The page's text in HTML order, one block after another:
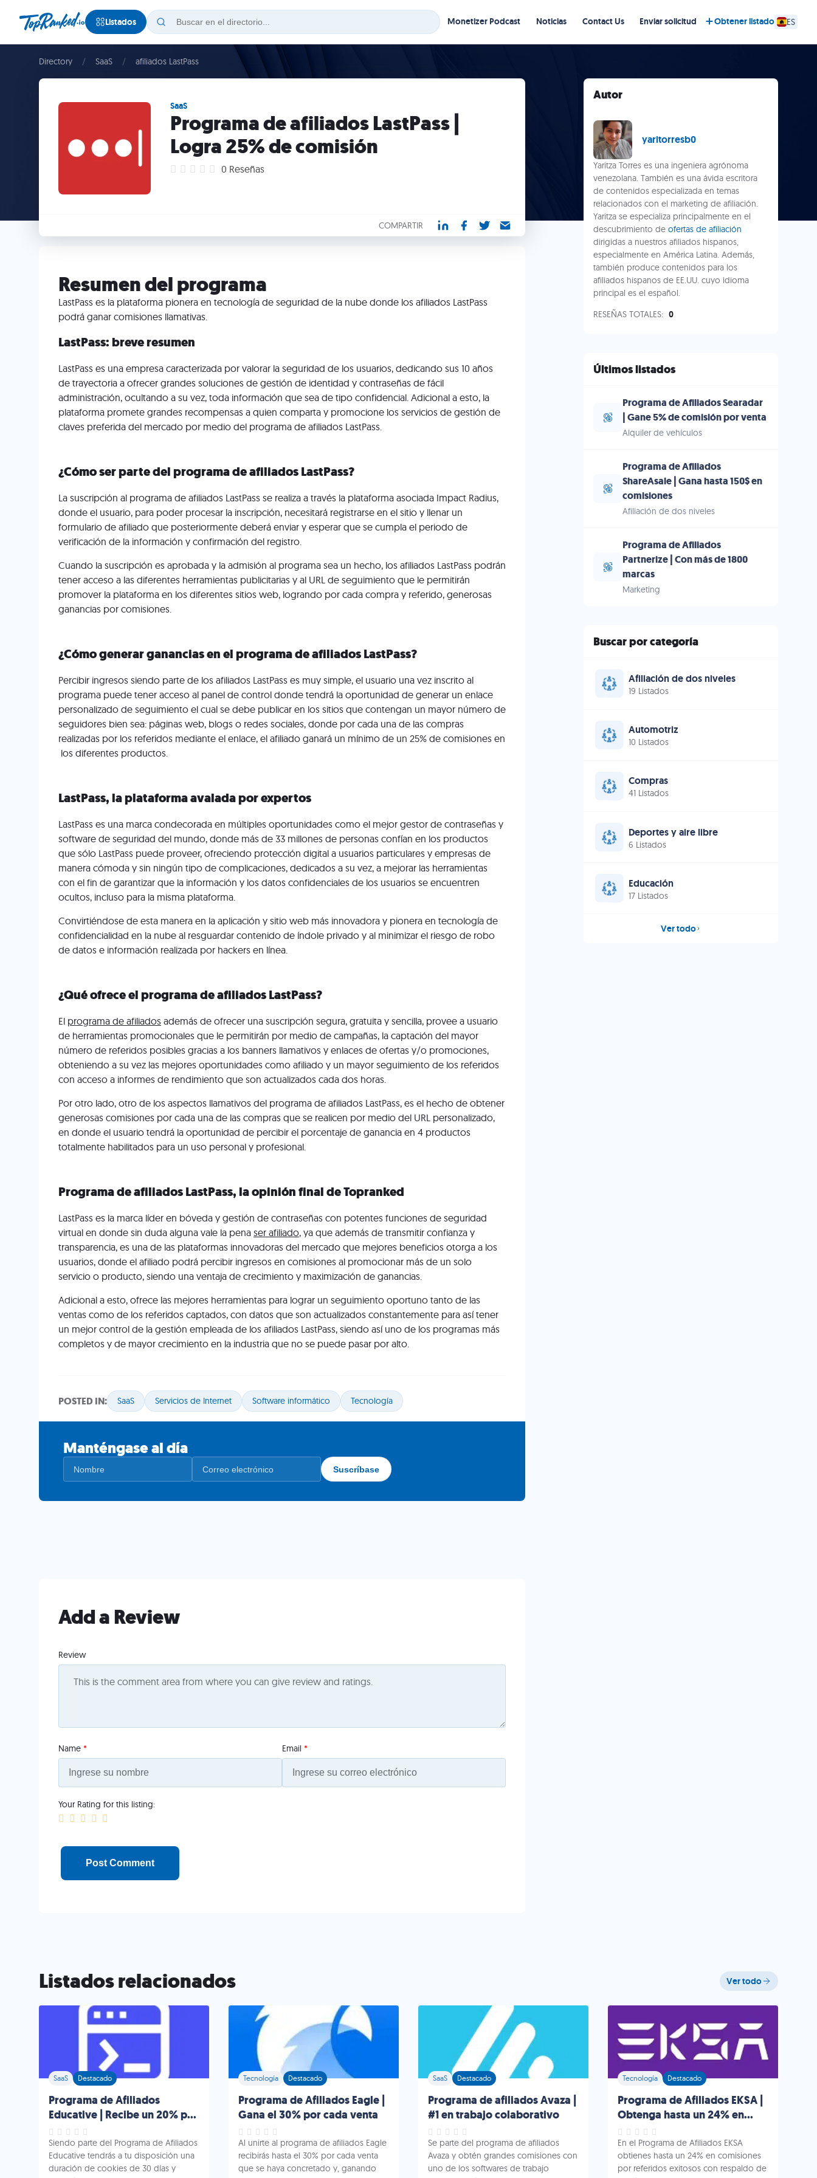
Listados Monetizer Podcast Noticias Contact Us Enviar solicitud Obtener listado ES
Directory SaaS afiliados LastPass
SaaS
Programa de afiliados LastPass |
Logra 25% de comisión
0 Reseñas
COMPARTIR
Resumen del programa
LastPass es la plataforma pionera en tecnología de seguridad de la nube donde los afiliados LastPass
podrá ganar comisiones llamativas.
LastPass: breve resumen
LastPass es una empresa caracterizada por valorar la seguridad de los usuarios, dedicando sus 10 años
de trayectoria a ofrecer grandes soluciones de gestión de identidad y contraseñas de fácil
administración, ocultando a su vez, toda información que sea de tipo confidencial. Adicional a esto, la
plataforma promete grandes recompensas a quien comparta y promocione los servicios de gestión de
claves preferida del mercado por medio del programa de afiliados LastPass.
¿Cómo ser parte del programa de afiliados LastPass?
La suscripción al programa de afiliados LastPass se realiza a través la plataforma asociada Impact Radius,
donde el usuario, para poder procesar la inscripción, necesitará registrarse en el sitio y llenar un
formulario de afiliado que posteriormente deberá enviar y esperar que se cumpla el periodo de
verificación de la información y confirmación del registro.
Cuando la suscripción es aprobada y la admisión al programa sea un hecho, los afiliados LastPass podrán
tener acceso a las diferentes herramientas publicitarias y al URL de seguimiento que le permitirán
promover la plataforma en los diferentes sitios web, logrando por cada compra y referido, generosas
ganancias por comisiones.
¿Cómo generar ganancias en el programa de afiliados LastPass?
Percibir ingresos siendo parte de los afiliados LastPass es muy simple, el usuario una vez inscrito al
programa puede tener acceso al panel de control donde tendrá la oportunidad de generar un enlace
personalizado de seguimiento el cual se debe publicar en los sitios que contengan un mayor número de
seguidores bien sea: páginas web, blogs o redes sociales, donde por cada una de las compras
realizadas por los referidos mediante el enlace, el afiliado ganará un mínimo de un 25% de comisiones en
los diferentes productos.
LastPass, la plataforma avalada por expertos
LastPass es una marca condecorada en múltiples oportunidades como el mejor gestor de contraseñas y
software de seguridad del mundo, donde más de 33 millones de personas confían en los productos
que sólo LastPass puede proveer, ofreciendo protección digital a usuarios particulares y empresas de
manera cómoda y sin ningún tipo de complicaciones, dedicados a su vez, a mejorar las herramientas
con el fin de garantizar que la información y los datos confidenciales de los usuarios se encuentren
ocultos, incluso para la misma plataforma.
Convirtiéndose de esta manera en la aplicación y sitio web más innovadora y pionera en tecnología de
confidencialidad en la nube al resguardar contenido de índole privado y al minimizar el riesgo de robo
de datos e información realizada por hackers en línea.
¿Qué ofrece el programa de afiliados LastPass?
El programa de afiliados además de ofrecer una suscripción segura, gratuita y sencilla, provee a usuario
de herramientas promocionales que le permitirán por medio de campañas, la captación del mayor
número de referidos posibles gracias a los banners llamativos y enlaces de ofertas y/o promociones,
obteniendo a su vez las mejores oportunidades como afiliado y un mayor seguimiento de los referidos
con acceso a informes de rendimiento que son actualizados cada dos horas.
Por otro lado, otro de los aspectos llamativos del programa de afiliados LastPass, es el hecho de obtener
generosas comisiones por cada una de las compras que se realicen por medio del URL personalizado,
en donde el usuario tendrá la oportunidad de percibir el porcentaje de ganancia en 4 productos
totalmente habilitados para un uso personal y profesional.
Programa de afiliados LastPass, la opinión final de Topranked
LastPass es la marca líder en bóveda y gestión de contraseñas con potentes funciones de seguridad
virtual en donde sin duda alguna vale la pena ser afiliado, ya que además de transmitir confianza y
transparencia, es una de las plataformas innovadoras del mercado que mejores beneficios otorga a los
usuarios, donde el afiliado podrá percibir ingresos en comisiones al promocionar más de un solo
servicio o producto, siendo una ventaja de crecimiento y maximización de ganancias.
Adicional a esto, ofrece las mejores herramientas para lograr un seguimiento oportuno tanto de las
ventas como de los referidos captados, con datos que son actualizados constantemente para así tener
un mejor control de la gestión empleada de los afiliados LastPass, siendo así uno de los programas más
completos y de mayor crecimiento en la industria que no se puede pasar por alto.
POSTED IN: SaaS Servicios de Internet Software informático Tecnología
Manténgase al día
Add a Review
Review
Name * Email *
Your Rating for this listing:
Autor
yaritorresb0
Yaritza Torres es una ingeniera agrónoma
venezolana. También es una ávida escritora
de contenidos especializada en temas
relacionados con el marketing de afiliación.
Yaritza se especializa principalmente en el
descubrimiento de ofertas de afiliación
dirigidas a nuestros afiliados hispanos,
especialmente en América Latina. Además,
también produce contenidos para los
afiliados hispanos de EE.UU. cuyo idioma
principal es el español.
RESEÑAS TOTALES: 0
Últimos listados
Programa de Afiliados Searadar
| Gane 5% de comisión por venta
Alquiler de vehículos
Programa de Afiliados
ShareAsale | Gana hasta 150$ en
comisiones
Afiliación de dos niveles
Programa de Afiliados
Partnerize | Con más de 1800
marcas
Marketing
Buscar por categoría
Afiliación de dos niveles
19 Listados
Automotriz
10 Listados
Compras
41 Listados
Deportes y aire libre
6 Listados
Educación
17 Listados
Ver todo
Listados relacionados Ver todo
SaaS Destacado
Programa de Afiliados
Educative | Recibe un 20% por
cada venta
Siendo parte del Programa de Afiliados
Educative tendrás a tu disposición una
duración de cookies de 30 días y
Tecnología Destacado
Programa de Afiliados Eagle |
Gana el 30% por cada venta
Al unirte al programa de afiliados Eagle
recibirás hasta el 30% por cada venta
que se haya concretado y, ganando
SaaS Destacado
Programa de afiliados Avaza |
#1 en trabajo colaborativo
Se parte del programa de afiliados
Avaza y obtén grandes comisiones con
uno de los softwares de trabajo
Tecnología Destacado
Programa de Afiliados EKSA |
Obtenga hasta un 24% en
comisiones
En el Programa de Afiliados EKSA
obtienes hasta un 24% en comisiones
por referidos exitosos con respaldo de